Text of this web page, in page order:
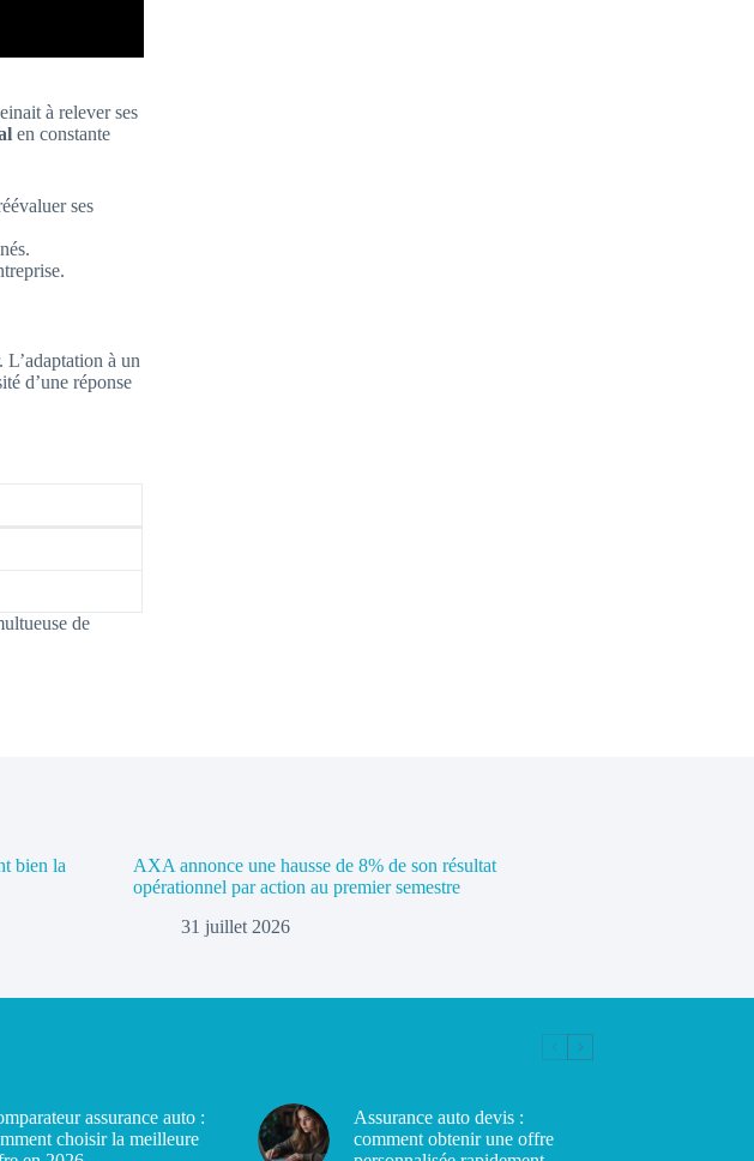
à relever ses
en constante
ses
à un
d’une réponse
de
bien la
AXA annonce une hausse de 8% de son résultat
opérationnel par action au premier semestre
31 juillet 2026
assurance auto :
choisir la meilleure
Assurance auto devis :
comment obtenir une offre